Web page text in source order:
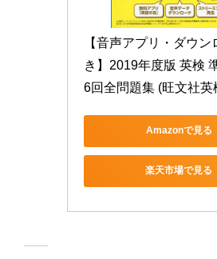
【音声アプリ・ダウン
き】2019年度版 英検
6回全問題集 (旺文社英
Amazonで見る
楽天市場で見る